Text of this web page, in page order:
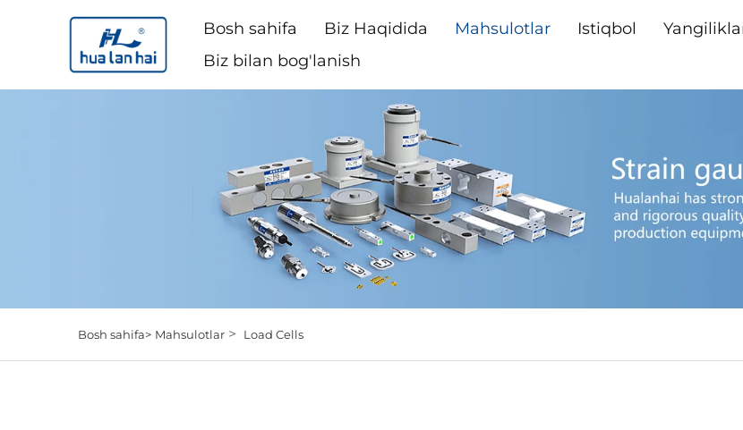
Bosh sahifa Biz Haqidida Mahsulotlar Istiqbol
Biz bilan bog'lanish
Bosh sahifa> Mahsulotlar > Load Cells